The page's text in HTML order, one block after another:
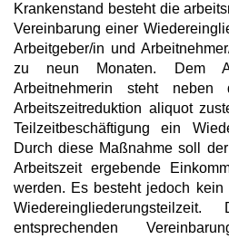
Krankenstand besteht die
Vereinbarung einer
Arbeitgeber/in und
zu neun Monaten. Dem
Arbeitnehmerin steht neben
Arbeitszeitreduktion aliquot
Teilzeitbeschäftigung ein
Durch diese Maßnahme soll
Arbeitszeit ergebende
werden. Es besteht jedoch
entsprechenden